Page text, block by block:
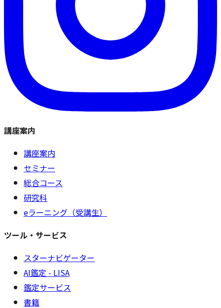
講座案内
講座案内
セミナー
総合コース
研究科
eラーニング（受講生）
ツール・サービス
スターナビゲーター
AI鑑定 - LISA
鑑定サービス
書籍